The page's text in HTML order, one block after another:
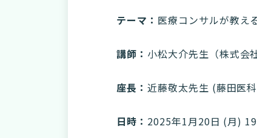
テーマ： 医療コンサルが教え
講師： 小松大介先生（株式会
座長： 近藤敬太先生 (藤田医
日時： 2025年1月20日 (月)